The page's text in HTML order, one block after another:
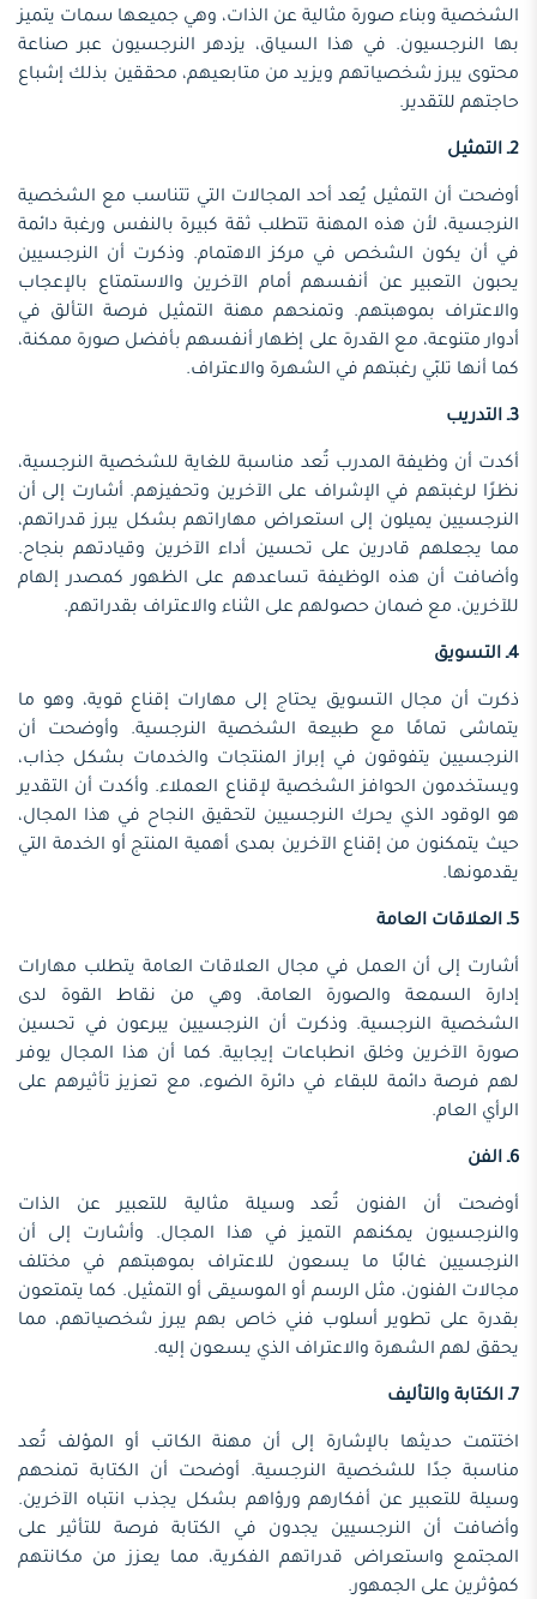
الشخصية وبناء صورة مثالية عن الذات، وهي جميعها سمات يتميز
بها النرجسيون. في هذا السياق، يزدهر النرجسيون عبر صناعة
محتوى يبرز شخصياتهم ويزيد من متابعيهم، محققين بذلك إشباع
حاجتهم للتقدير.
2ـ التمثيل
أوضحت أن التمثيل يُعد أحد المجالات التي تتناسب مع الشخصية
النرجسية، لأن هذه المهنة تتطلب ثقة كبيرة بالنفس ورغبة دائمة
في أن يكون الشخص في مركز الاهتمام. وذكرت أن النرجسيين
يحبون التعبير عن أنفسهم أمام الآخرين والاستمتاع بالإعجاب
والاعتراف بموهبتهم. وتمنحهم مهنة التمثيل فرصة التألق في
أدوار متنوعة، مع القدرة على إظهار أنفسهم بأفضل صورة ممكنة،
كما أنها تلبّي رغبتهم في الشهرة والاعتراف.
3ـ التدريب
أكدت أن وظيفة المدرب تُعد مناسبة للغاية للشخصية النرجسية،
نظرًا لرغبتهم في الإشراف على الآخرين وتحفيزهم. أشارت إلى أن
النرجسيين يميلون إلى استعراض مهاراتهم بشكل يبرز قدراتهم،
مما يجعلهم قادرين على تحسين أداء الآخرين وقيادتهم بنجاح.
وأضافت أن هذه الوظيفة تساعدهم على الظهور كمصدر إلهام
للآخرين، مع ضمان حصولهم على الثناء والاعتراف بقدراتهم.
4ـ التسويق
ذكرت أن مجال التسويق يحتاج إلى مهارات إقناع قوية، وهو ما
يتماشى تمامًا مع طبيعة الشخصية النرجسية. وأوضحت أن
النرجسيين يتفوقون في إبراز المنتجات والخدمات بشكل جذاب،
ويستخدمون الحوافز الشخصية لإقناع العملاء. وأكدت أن التقدير
هو الوقود الذي يحرك النرجسيين لتحقيق النجاح في هذا المجال،
حيث يتمكنون من إقناع الآخرين بمدى أهمية المنتج أو الخدمة التي
يقدمونها.
5ـ العلاقات العامة
أشارت إلى أن العمل في مجال العلاقات العامة يتطلب مهارات
إدارة السمعة والصورة العامة، وهي من نقاط القوة لدى
الشخصية النرجسية. وذكرت أن النرجسيين يبرعون في تحسين
صورة الآخرين وخلق انطباعات إيجابية. كما أن هذا المجال يوفر
لهم فرصة دائمة للبقاء في دائرة الضوء، مع تعزيز تأثيرهم على
الرأي العام.
6ـ الفن
أوضحت أن الفنون تُعد وسيلة مثالية للتعبير عن الذات
والنرجسيون يمكنهم التميز في هذا المجال. وأشارت إلى أن
النرجسيين غالبًا ما يسعون للاعتراف بموهبتهم في مختلف
مجالات الفنون، مثل الرسم أو الموسيقى أو التمثيل. كما يتمتعون
بقدرة على تطوير أسلوب فني خاص بهم يبرز شخصياتهم، مما
يحقق لهم الشهرة والاعتراف الذي يسعون إليه.
7ـ الكتابة والتأليف
اختتمت حديثها بالإشارة إلى أن مهنة الكاتب أو المؤلف تُعد
مناسبة جدًا للشخصية النرجسية. أوضحت أن الكتابة تمنحهم
وسيلة للتعبير عن أفكارهم ورؤاهم بشكل يجذب انتباه الآخرين.
وأضافت أن النرجسيين يجدون في الكتابة فرصة للتأثير على
المجتمع واستعراض قدراتهم الفكرية، مما يعزز من مكانتهم
كمؤثرين على الجمهور.